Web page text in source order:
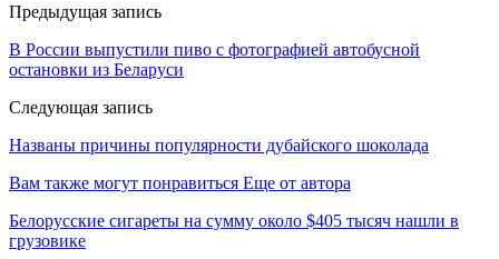
Предыдущая запись
В России выпустили пиво с фотографией автобусной
остановки из Беларуси
Следующая запись
Названы причины популярности дубайского шоколада
Вам также могут понравиться Еще от автора
Белорусские сигареты на сумму около $405 тысяч нашли в
грузовике